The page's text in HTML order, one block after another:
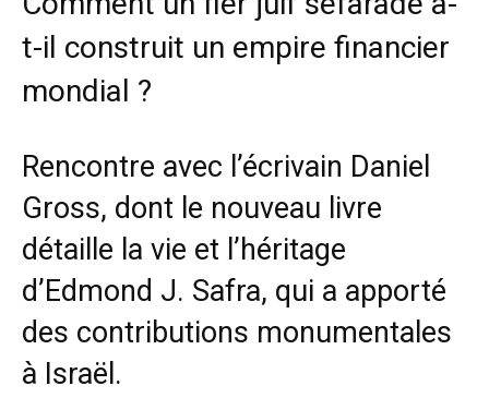
t-il construit un empire financier
mondial ?
Rencontre avec l’écrivain Daniel
Gross, dont le nouveau livre
détaille la vie et l’héritage
d’Edmond J. Safra, qui a apporté
des contributions monumentales
à Israël.